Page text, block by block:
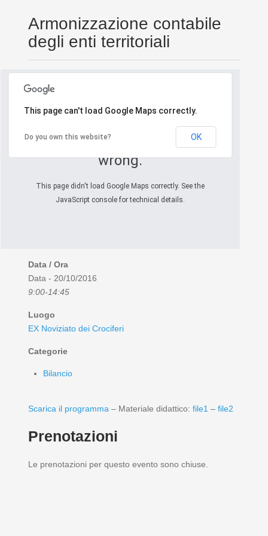
Armonizzazione contabile
degli enti territoriali
Oops! Something went
wrong.
This page didn't load Google Maps correctly. See the
JavaScript console for technical details.
This page can't load Google Maps correctly.
Do you own this website? OK
Data / Ora
Data - 20/10/2016
9:00-14:45
Luogo
EX Noviziato dei Crociferi
Categorie
Bilancio
Scarica il programma – Materiale didattico: file1 – file2
Prenotazioni
Le prenotazioni per questo evento sono chiuse.